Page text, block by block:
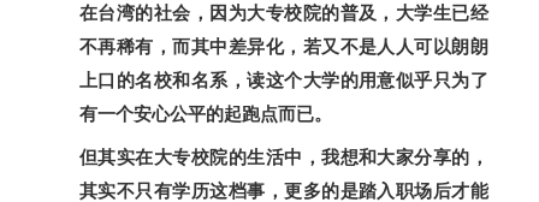
在台湾的社会，因为大专校院的普及，大学生已经
不再稀有，而其中差异化，若又不是人人可以朗朗
上口的名校和名系，读这个大学的用意似乎只为了
有一个安心公平的起跑点而已。
但其实在大专校院的生活中，我想和大家分享的，
其实不只有学历这档事，更多的是踏入职场后才能